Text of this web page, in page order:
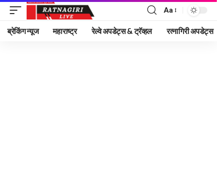
Font
Resizer
Aa
ब्रेकिंग न्यूज महाराष्ट्र रेल्वे अपडेट्स & ट्रॅव्हल रत्नागिरी अपडेट्स